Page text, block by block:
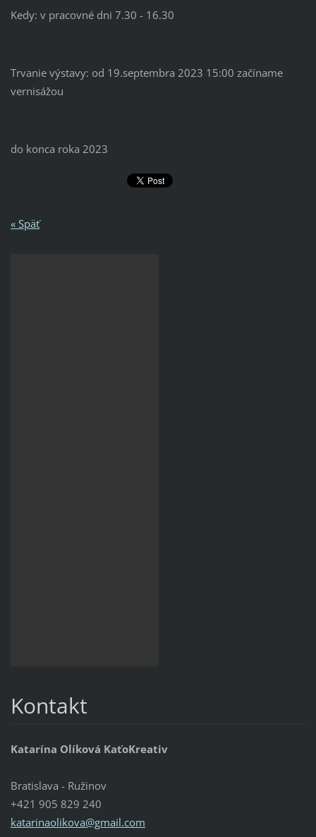
Kedy: v pracovné dni 7.30 - 16.30
Trvanie výstavy: od 19.septembra 2023 15:00 začíname
vernisážou
do konca roka 2023
« Späť
Kontakt
Katarína Olíková KaťoKreativ
Bratislava - Ružinov
+421 905 829 240
katarinaolikova@gmail.com